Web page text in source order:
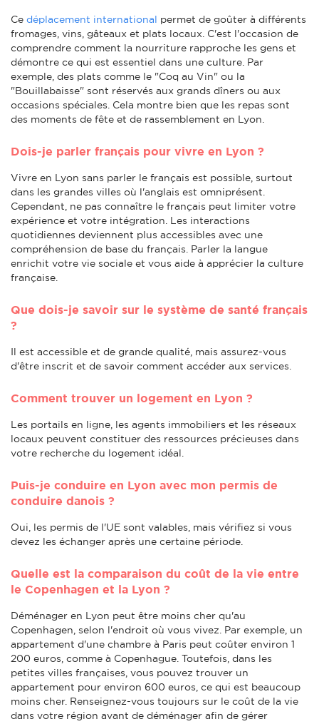
Ce déplacement international permet de goûter à différents
fromages, vins, gâteaux et plats locaux. C'est l'occasion de
comprendre comment la nourriture rapproche les gens et
démontre ce qui est essentiel dans une culture. Par
exemple, des plats comme le "Coq au Vin" ou la
"Bouillabaisse" sont réservés aux grands dîners ou aux
occasions spéciales. Cela montre bien que les repas sont
des moments de fête et de rassemblement en Lyon.
Dois-je parler français pour vivre en Lyon ?
Vivre en Lyon sans parler le français est possible, surtout
dans les grandes villes où l'anglais est omniprésent.
Cependant, ne pas connaître le français peut limiter votre
expérience et votre intégration. Les interactions
quotidiennes deviennent plus accessibles avec une
compréhension de base du français. Parler la langue
enrichit votre vie sociale et vous aide à apprécier la culture
française.
Que dois-je savoir sur le système de santé français
?
Il est accessible et de grande qualité, mais assurez-vous
d'être inscrit et de savoir comment accéder aux services.
Comment trouver un logement en Lyon ?
Les portails en ligne, les agents immobiliers et les réseaux
locaux peuvent constituer des ressources précieuses dans
votre recherche du logement idéal.
Puis-je conduire en Lyon avec mon permis de
conduire danois ?
Oui, les permis de l'UE sont valables, mais vérifiez si vous
devez les échanger après une certaine période.
Quelle est la comparaison du coût de la vie entre
le Copenhagen et la Lyon ?
Déménager en Lyon peut être moins cher qu'au
Copenhagen, selon l'endroit où vous vivez. Par exemple, un
appartement d'une chambre à Paris peut coûter environ 1
200 euros, comme à Copenhague. Toutefois, dans les
petites villes françaises, vous pouvez trouver un
appartement pour environ 600 euros, ce qui est beaucoup
moins cher. Renseignez-vous toujours sur le coût de la vie
dans votre région avant de déménager afin de gérer